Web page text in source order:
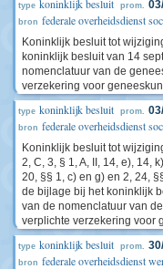
type koninklijk besluit prom.
bron federale overheidsdienst
Koninklijk besluit tot
koninklijk besluit van 14
nomenclatuur van de
verzekering voor
type koninklijk besluit prom.
bron federale overheidsdienst
Koninklijk besluit tot
2, C, 3, § 1, A, II, 14, e), 14,
20, §§ 1, c) en g) en 2, 24,
de bijlage bij het koninklijk
van de nomenclatuur van
verplichte verzekering voor
type koninklijk besluit prom.
bron federale overheidsdienst